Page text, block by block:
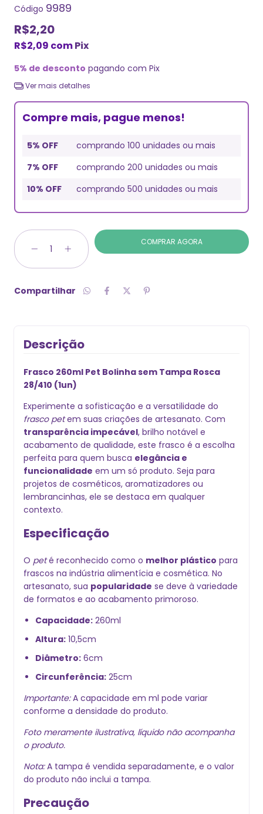
Código 9989
R$2,20
R$2,09 comPix
5% de desconto pagando com Pix
Ver mais detalhes
Compre mais, pague menos!
5% OFF
comprando 100 unidades ou mais
7% OFF
comprando 200 unidades ou mais
10% OFF
comprando 500 unidades ou mais
Compartilhar
Descrição
Frasco 260ml Pet Bolinha sem Tampa Rosca
28/410 (1un)
Experimente a sofisticação e a versatilidade do
frasco petem suas criações de artesanato. Com
transparência impecável, brilho notável e
acabamento de qualidade, este frasco é a escolha
perfeita para quem busca elegância e
funcionalidade em um só produto. Seja para
projetos de cosméticos, aromatizadores ou
lembrancinhas, ele se destaca em qualquer
contexto.
Especificação
O peté reconhecido como o melhor plástico para
frascos na indústria alimentícia e cosmética. No
artesanato, sua popularidade se deve à variedade
de formatos e ao acabamento primoroso.
Capacidade: 260ml
Altura: 10,5cm
Diâmetro: 6cm
Circunferência: 25cm
Importante:A capacidade em ml pode variar
conforme a densidade do produto.
Foto meramente ilustrativa, líquido não acompanha
o produto.
Nota:A tampa é vendida separadamente, e o valor
do produto não inclui a tampa.
Precaução